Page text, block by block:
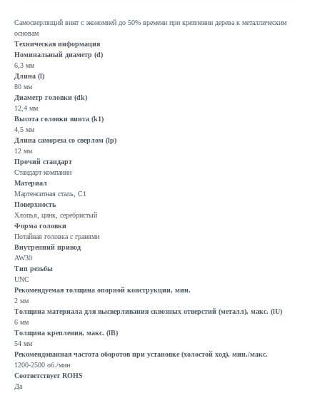
Самосверлящий винт с экономией до 50% времени при креплении дерева к металлическим
основам
Техническая информация
Номинальный диаметр (d)
6,3 мм
Длина (l)
80 мм
Диаметр головки (dk)
12,4 мм
Высота головки винта (k1)
4,5 мм
Длина самореза со сверлом (lp)
12 мм
Прочий стандарт
Стандарт компании
Материал
Мартенситная сталь, C1
Поверхность
Хлопья, цинк, серебристый
Форма головки
Потайная головка с гранями
Внутренний привод
AW30
Тип резьбы
UNC
Рекомендуемая толщина опорной конструкции, мин.
2 мм
Толщина материала для высверливания сквозных отверстий (металл), макс. (lU)
6 мм
Толщина крепления, макс. (lB)
54 мм
Рекомендованная частота оборотов при установке (холостой ход), мин./макс.
1200-2500 об./мин
Соответствует ROHS
Да